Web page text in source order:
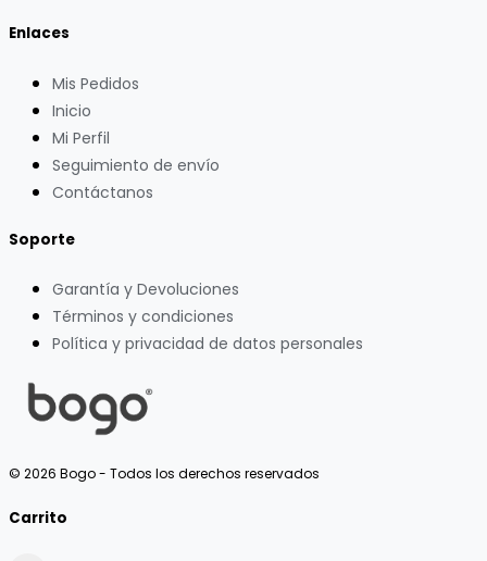
Enlaces
Mis Pedidos
Inicio
Mi Perfil
Seguimiento de envío
Contáctanos
Soporte
Garantía y Devoluciones
Términos y condiciones
Política y privacidad de datos personales
© 2026 Bogo - Todos los derechos reservados
Carrito